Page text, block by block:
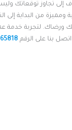
تجاوز توقعاتك وليس
من البداية إلى
لتجربة خدمة عملاء
بنا على الرقم55165818